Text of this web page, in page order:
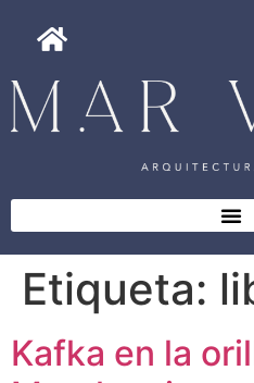
Etiqueta:
Kafka en la